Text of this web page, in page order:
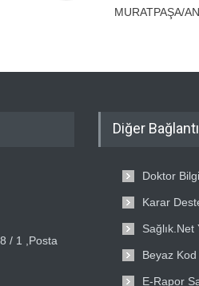
MURATPAŞA/
/ 1 ,Posta
Diğer
Doktor
Karar
Beyaz Kod
E-Rapor